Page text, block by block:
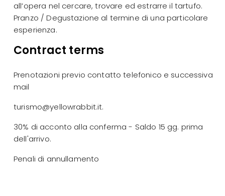
all’opera nel cercare, trovare ed estrarre il tartufo.
Pranzo / Degustazione al termine di una particolare
esperienza.
Contract terms
Prenotazioni previo contatto telefonico e successiva
mail
turismo@yellowrabbit.it.
30% di acconto alla conferma - Saldo 15 gg. prima
dell'arrivo.
Penali di annullamento